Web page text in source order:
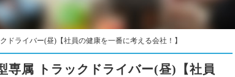
ドライバー(昼)【社員の健康を一番に考える会社！】
専属 トラックドライバー(昼)【社員